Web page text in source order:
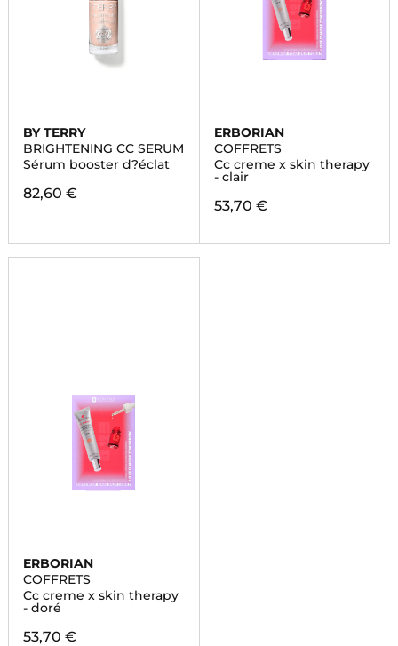
BY TERRY
BRIGHTENING CC SERUM
Sérum booster d?éclat
82,60 €
ERBORIAN
COFFRETS
Cc creme x skin therapy
- clair
53,70 €
ERBORIAN
COFFRETS
Cc creme x skin therapy
- doré
53,70 €